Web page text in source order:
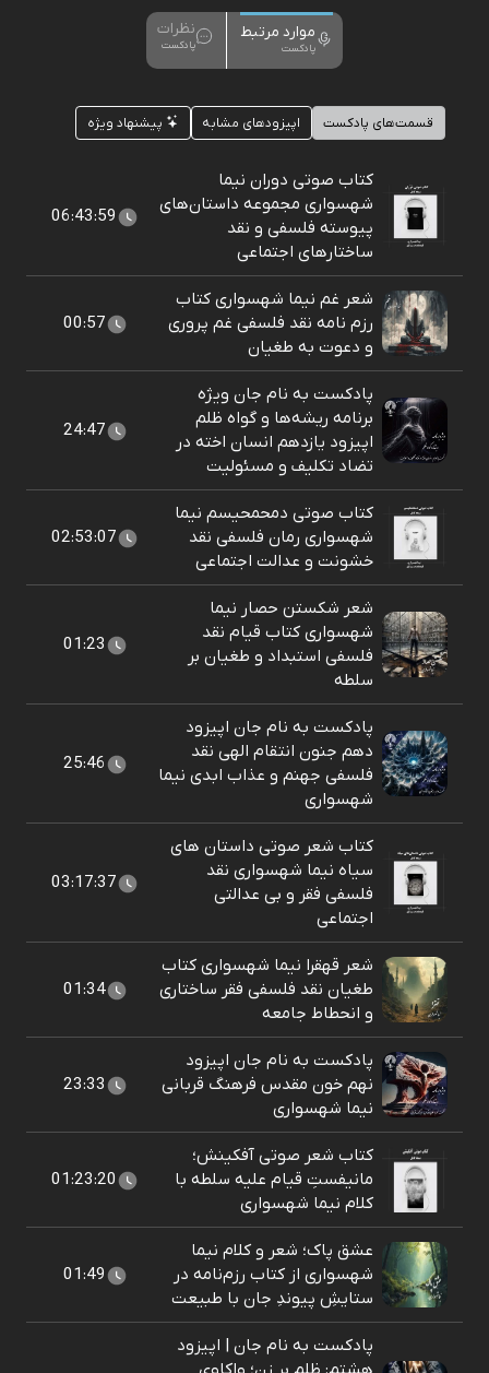
موارد مرتبط
پادکست
نظرات
پادکست
قسمت‌های پادکست اپیزودهای مشابه پیشنهاد ویژه
کتاب صوتی دوران نیما
شهسواری مجموعه داستان‌های
پیوسته فلسفی و نقد
ساختارهای اجتماعی
06:43:59
شعر غم نیما شهسواری کتاب
رزم نامه نقد فلسفی غم پروری
و دعوت به طغیان
00:57
پادکست به نام جان ویژه
برنامه ریشه‌ها و گواه ظلم
اپیزود یازدهم انسان اخته در
تضاد تکلیف و مسئولیت
24:47
کتاب صوتی دمحمحیسم نیما
شهسواری رمان فلسفی نقد
خشونت و عدالت اجتماعی
02:53:07
شعر شکستن حصار نیما
شهسواری کتاب قیام نقد
فلسفی استبداد و طغیان بر
سلطه
01:23
پادکست به نام جان اپیزود
دهم جنون انتقام الهی نقد
فلسفی جهنم و عذاب ابدی نیما
شهسواری
25:46
کتاب شعر صوتی داستان های
سیاه نیما شهسواری نقد
فلسفی فقر و بی عدالتی
اجتماعی
03:17:37
شعر قهقرا نیما شهسواری کتاب
طغیان نقد فلسفی فقر ساختاری
و انحطاط جامعه
01:34
پادکست به نام جان اپیزود
نهم خون مقدس فرهنگ قربانی
نیما شهسواری
23:33
کتاب شعر صوتی آفکینش؛
مانیفستِ قیام علیه سلطه با
کلام نیما شهسواری
01:23:20
عشق پاک؛ شعر و کلام نیما
شهسواری از کتاب رزم‌نامه در
ستایشِ پیوندِ جان با طبیعت
01:49
پادکست به نام جان | اپیزود